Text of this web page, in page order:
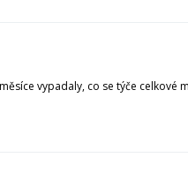
vypadaly, co se týče celkové